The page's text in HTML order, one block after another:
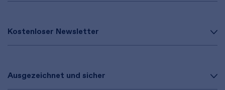
Kostenloser Newsletter
Ausgezeichnet und sicher